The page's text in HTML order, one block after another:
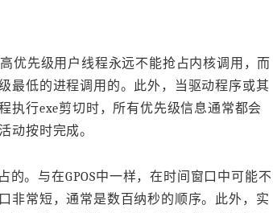
优先级用户线程永远不能抢占内核调用，而
最低的进程调用的。此外，当驱动程序或其
执行exe剪切时，所有优先级信息通常都会
动按时完成。
。与在GPOS中一样，在时间窗口中可能不
非常短，通常是数百纳秒的顺序。此外，实